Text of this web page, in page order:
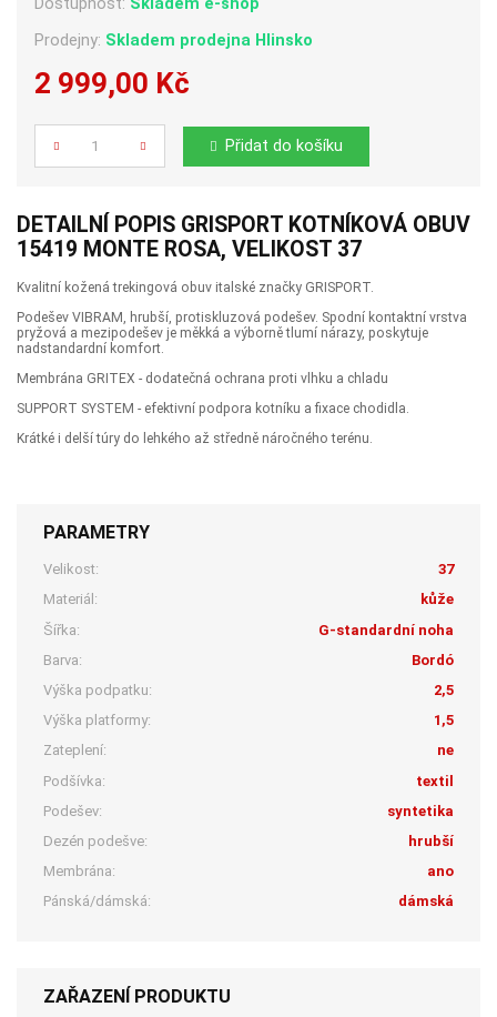
Prodejny: Skladem prodejna Hlinsko
2 999,00 Kč
Počet
Přidat do košíku
DETAILNÍ POPIS GRISPORT KOTNÍKOVÁ OBUV
15419 MONTE ROSA, VELIKOST 37
Kvalitní kožená trekingová obuv italské značky GRISPORT.
Podešev VIBRAM, hrubší, protiskluzová podešev. Spodní kontaktní vrstva
pryžová a mezipodešev je měkká a výborně tlumí nárazy, poskytuje
nadstandardní komfort.
Membrána GRITEX - dodatečná ochrana proti vlhku a chladu
SUPPORT SYSTEM - efektivní podpora kotníku a fixace chodidla.
Krátké i delší túry do lehkého až středně náročného terénu.
PARAMETRY
Velikost:
37
Materiál:
kůže
Šířka:
G-standardní noha
Barva:
Bordó
Výška podpatku:
2,5
Výška platformy:
1,5
Zateplení:
ne
Podšívka:
textil
Podešev:
syntetika
Dezén podešve:
hrubší
Membrána:
ano
Pánská/dámská:
dámská
ZAŘAZENÍ PRODUKTU